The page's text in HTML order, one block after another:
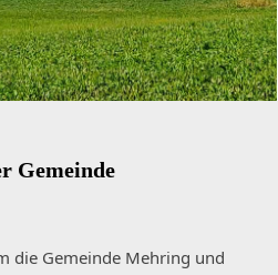
Gemeinde
die Gemeinde Mehring und